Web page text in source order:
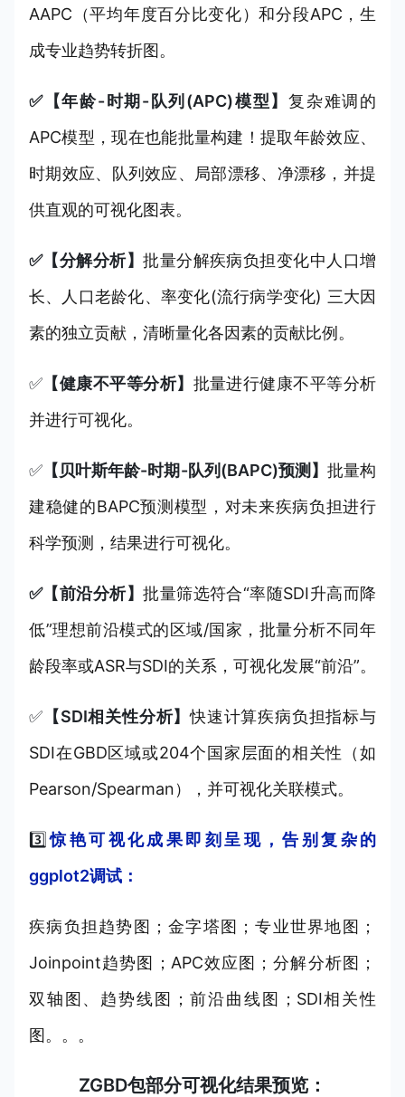
AAPC（平均年度百分比变化）和分段APC，生
成专业趋势转折图。
✅【年龄-时期-队列(APC)模型】复杂难调的
APC模型，现在也能批量构建！提取年龄效应、
时期效应、队列效应、局部漂移、净漂移，并提
供直观的可视化图表。
✅【分解分析】批量分解疾病负担变化中人口增
长、人口老龄化、率变化(流行病学变化) 三大因
素的独立贡献，清晰量化各因素的贡献比例。
✅ 【健康不平等分析】 批量进行健康不平等分析
并进行可视化。
✅ 【贝叶斯年龄-时期-队列(BAPC)预测】 批量构
建稳健的BAPC预测模型，对未来疾病负担进行
科学预测，结果进行可视化。
✅【前沿分析】批量筛选符合“率随SDI升高而降
低”理想前沿模式的区域/国家，批量分析不同年
龄段率或ASR与SDI的关系，可视化发展“前沿”。
✅ 【SDI相关性分析】快速计算疾病负担指标与
SDI在GBD区域或204个国家层面的相关性（如
Pearson/Spearman），并可视化关联模式。
3️⃣ 惊艳可视化成果即刻呈现，告别复杂的
ggplot2调试：
疾病负担趋势图；金字塔图；专业世界地图；
Joinpoint趋势图；APC效应图；分解分析图；
双轴图、趋势线图；前沿曲线图；SDI相关性
图。。。
ZGBD包部分可视化结果预览：